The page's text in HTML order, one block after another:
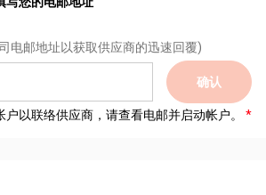
电邮地址以获取供应商的迅速回覆)
确认
以联络供应商，请查看电邮并启动帐户。